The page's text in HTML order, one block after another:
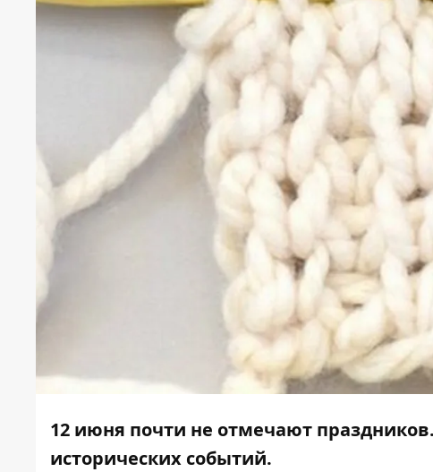
12 июня почти не отмечают
исторических событий.